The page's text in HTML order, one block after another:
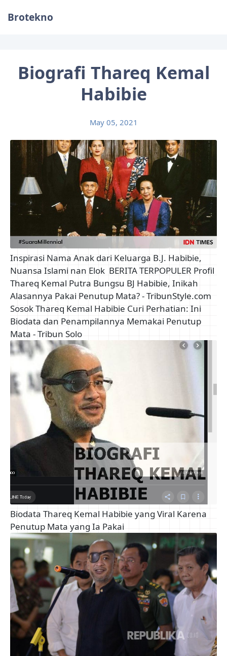
Brotekno
Biografi Thareq Kemal
Habibie
May 05, 2021
Inspirasi Nama Anak dari Keluarga B.J. Habibie,
Nuansa Islami nan Elok BERITA TERPOPULER Profil
Thareq Kemal Putra Bungsu BJ Habibie, Inikah
Alasannya Pakai Penutup Mata? - TribunStyle.com
Sosok Thareq Kemal Habibie Curi Perhatian: Ini
Biodata dan Penampilannya Memakai Penutup
Mata - Tribun Solo
Biodata Thareq Kemal Habibie yang Viral Karena
Penutup Mata yang Ia Pakai